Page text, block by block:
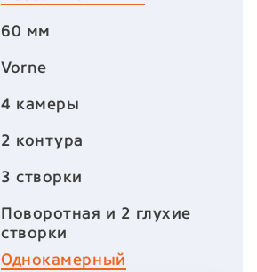
60 мм
Vorne
4 камеры
2 контура
3 створки
Поворотная и 2 глухие
створки
Однокамерный